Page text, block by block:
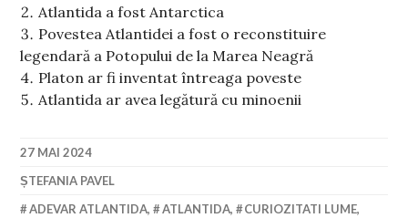
Atlantida a fost Antarctica
Povestea Atlantidei a fost o reconstituire
legendară a Potopului de la Marea Neagră
Platon ar fi inventat întreaga poveste
Atlantida ar avea legătură cu minoenii
27 MAI 2024
ȘTEFANIA PAVEL
ADEVAR ATLANTIDA, ATLANTIDA, CURIOZITATI LUME,